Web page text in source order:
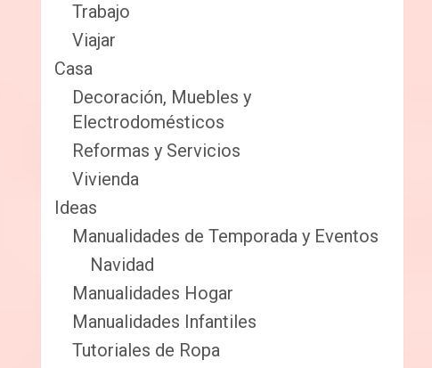
Trabajo
Viajar
Casa
Decoración, Muebles y
Electrodomésticos
Reformas y Servicios
Vivienda
Ideas
Manualidades de Temporada y Eventos
Navidad
Manualidades Hogar
Manualidades Infantiles
Tutoriales de Ropa